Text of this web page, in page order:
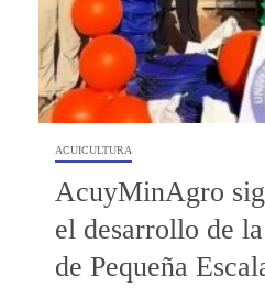
ACUICULTURA
AcuyMinAgro
el desarrollo de
de Pequeña